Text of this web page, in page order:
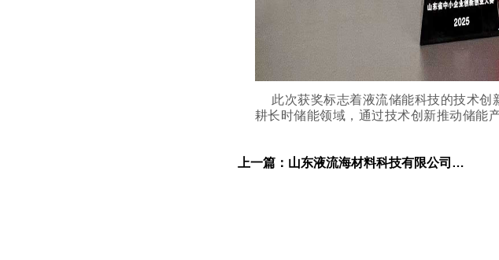
此次获奖标志着液流储能科技的技术
耕长时储能领域，通过技术创新推动储能
上一篇： 山东液流海材料科技有限公司亮相2025中国国际化工展，展示全钒电解液创新实力